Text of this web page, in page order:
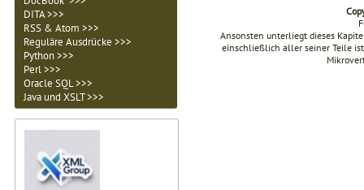
DITA >>>
RSS & Atom >>>
Reguläre Ausdrücke >>>
Python >>>
Perl >>>
Oracle SQL >>>
Java und XSLT >>>
Ansonsten unterliegt dieses
einschließlich aller seiner Teile